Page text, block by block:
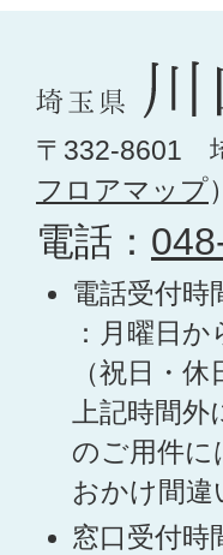
〒332-8601
フロアマップ）
電話：
電話受付時
：月曜日
（祝日・
上記時間外
のご用件に
おかけ間
窓口受付時